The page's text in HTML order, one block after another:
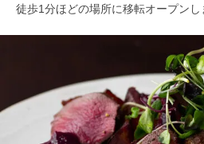
徒歩1分ほどの場所に移転オープンし